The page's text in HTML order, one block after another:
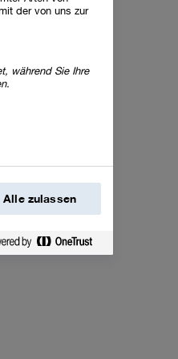
der von uns zur
während Sie Ihre
Alle zulassen